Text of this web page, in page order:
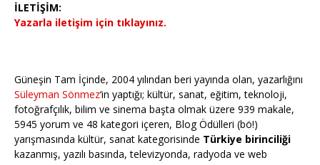
İLETİŞİM:
Yazarla iletişim için tıklayınız.
Güneşin Tam İçinde, 2004 yılından beri yayında olan, yazarlığını
Süleyman Sönmez‘in yaptığı; kültür, sanat, eğitim, teknoloji,
fotoğrafçılık, bilim ve sinema başta olmak üzere 939 makale,
5945 yorum ve 48 kategori içeren, Blog Ödülleri (bö!)
yarışmasında kültür, sanat kategorisinde Türkiye birinciliği
kazanmış, yazılı basında, televizyonda, radyoda ve web